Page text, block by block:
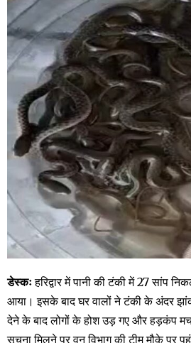
डेस्कःहरिद्वार में पानी की टंकी में 27 सांप
आया। इसके बाद घर वालों ने टंकी के अंदर
देने के बाद लोगों के होश उड़ गए और हड़कंप
सूचना मिलने पर वन विभाग की टीम मौके